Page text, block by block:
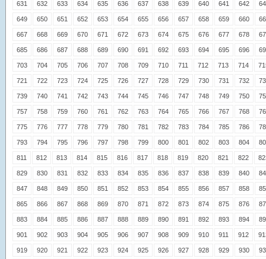
631 632 633 634 635 636 637 638 639 640 641 642
649 650 651 652 653 654 655 656 657 658 659 660
667 668 669 670 671 672 673 674 675 676 677 678
685 686 687 688 689 690 691 692 693 694 695 696
703 704 705 706 707 708 709 710 711 712 713 714
721 722 723 724 725 726 727 728 729 730 731 732
739 740 741 742 743 744 745 746 747 748 749 750
757 758 759 760 761 762 763 764 765 766 767 768
775 776 777 778 779 780 781 782 783 784 785 786
793 794 795 796 797 798 799 800 801 802 803 804
811 812 813 814 815 816 817 818 819 820 821 822
829 830 831 832 833 834 835 836 837 838 839 840
847 848 849 850 851 852 853 854 855 856 857 858
865 866 867 868 869 870 871 872 873 874 875 876
883 884 885 886 887 888 889 890 891 892 893 894
901 902 903 904 905 906 907 908 909 910 911 912
919 920 921 922 923 924 925 926 927 928 929 930